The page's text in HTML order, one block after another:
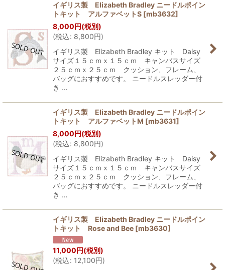
イギリス製 Elizabeth Bradley ニードルポイン
トキット アルファベットS [mb3632]
8,000円(税別)
(税込: 8,800円)
イギリス製 Elizabeth Bradley キット Daisy
サイズ１５ｃｍｘ１５ｃｍ キャンバスサイズ
２５ｃｍｘ２５ｃｍ クッション、フレーム、
バッグにおすすめです。 ニードルスレッダー付
き …
イギリス製 Elizabeth Bradley ニードルポイン
トキット アルファベットM [mb3631]
8,000円(税別)
(税込: 8,800円)
イギリス製 Elizabeth Bradley キット Daisy
サイズ１５ｃｍｘ１５ｃｍ キャンバスサイズ
２５ｃｍｘ２５ｃｍ クッション、フレーム、
バッグにおすすめです。 ニードルスレッダー付
き …
イギリス製 Elizabeth Bradley ニードルポイン
トキット Rose and Bee [mb3630]
11,000円(税別)
(税込: 12,100円)